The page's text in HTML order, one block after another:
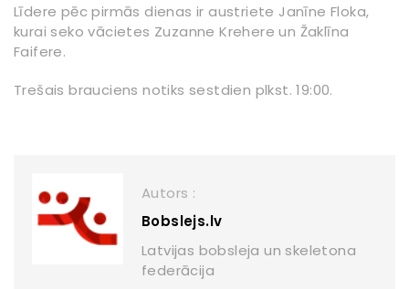
Līdere pēc pirmās dienas ir austriete Janīne Floka,
kurai seko vācietes Zuzanne Krehere un Žaklīna
Faifere.
Trešais brauciens notiks sestdien plkst. 19:00.
Autors :
Bobslejs.lv
Latvijas bobsleja un skeletona
federācija